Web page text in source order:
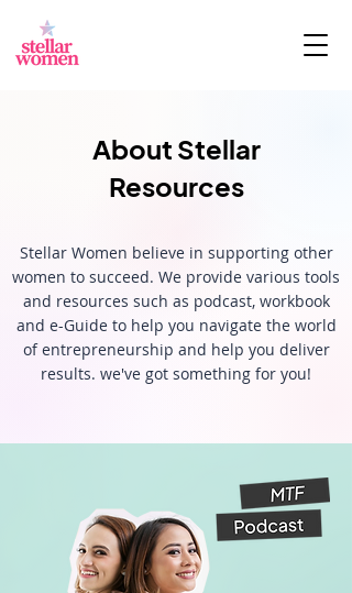
About Stellar
Resources
Stellar Women believe in supporting other
women to succeed. We provide various tools
and resources such as podcast, workbook
and e-Guide to help you navigate the world
of entrepreneurship and help you deliver
results. we've got something for you!